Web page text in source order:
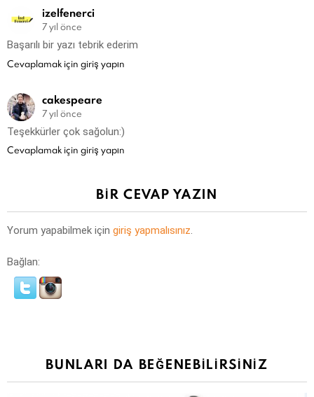
izelfenerci
7 yıl önce
Başarılı bir yazı tebrik ederim
Cevaplamak için giriş yapın
cakespeare
7 yıl önce
Teşekkürler çok sağolun:)
Cevaplamak için giriş yapın
BIR CEVAP YAZIN
Yorum yapabilmek için giriş yapmalısınız.
Bağlan:
BUNLARI DA BEĞENEBILIRSINIZ